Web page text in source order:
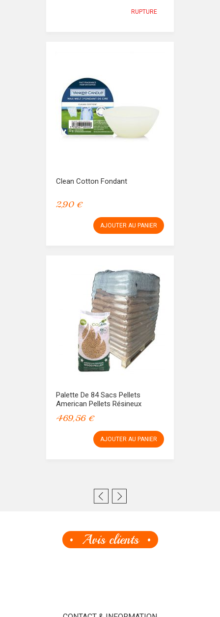
RUPTURE
Clean Cotton Fondant
2,90 €
AJOUTER AU PANIER
Palette De 84 Sacs Pellets
American Pellets Résineux
469,56 €
AJOUTER AU PANIER
Avis clients